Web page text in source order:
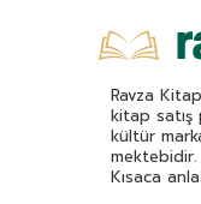
Alfred
Ali
Ali
Ravza
kitap satış
kültür
mektebidir.
Kısaca